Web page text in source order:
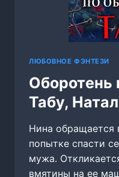
ЛЮБОВНОЕ ФЭНТЕЗИ
Оборотень
Табу,
Нина обращается
попытке спасти
мужа.
вмятины на ее